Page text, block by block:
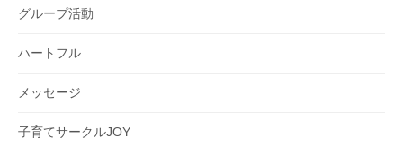
グループ活動
ハートフル
メッセージ
子育てサークルJOY